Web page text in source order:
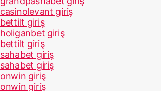
casinolevant giriş
bettilt giriş
holiganbet giriş
bettilt giriş
sahabet giriş
sahabet giriş
onwin giriş
onwin giriş